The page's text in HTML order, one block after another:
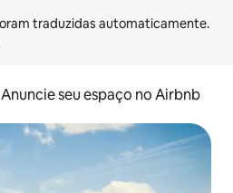
Anuncie seu espaço no Airbnb